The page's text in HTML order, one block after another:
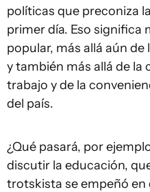
políticas que preconiza
primer día. Eso significa
popular, más allá aún
y también más allá de la
trabajo y de la
del país.
¿Qué pasará, por
discutir la educación,
trotskista se empeñó en